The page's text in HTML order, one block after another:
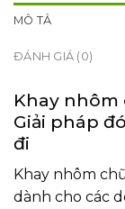
MÔ TẢ
ĐÁNH GIÁ (0)
Khay nhôm
Giải pháp
đi
Khay nhôm
dành cho các